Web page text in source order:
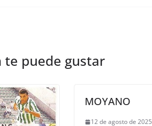
te puede gustar
MOYANO
12 de agosto de 2025